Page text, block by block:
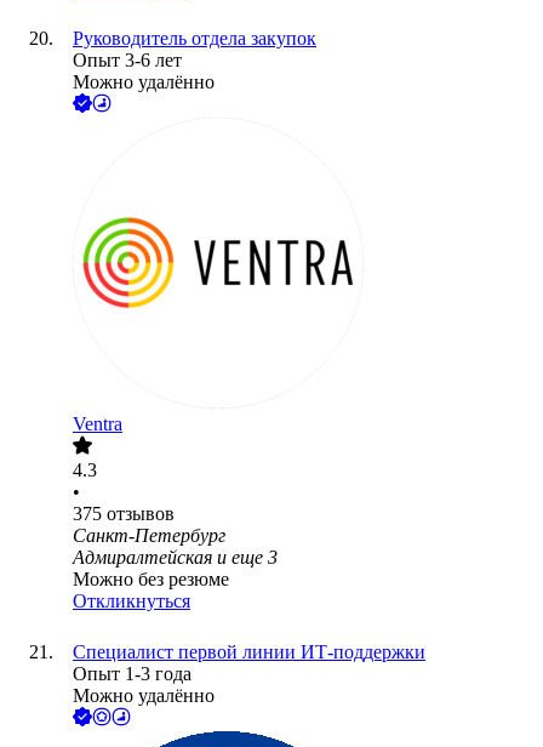
Руководитель отдела закупок
Опыт 3-6 лет
Можно удалённо
Ventra
4.3
•
375 отзывов
Санкт-Петербург
Адмиралтейская и еще 3
Можно без резюме
Откликнуться
Специалист первой линии ИТ-поддержки
Опыт 1-3 года
Можно удалённо